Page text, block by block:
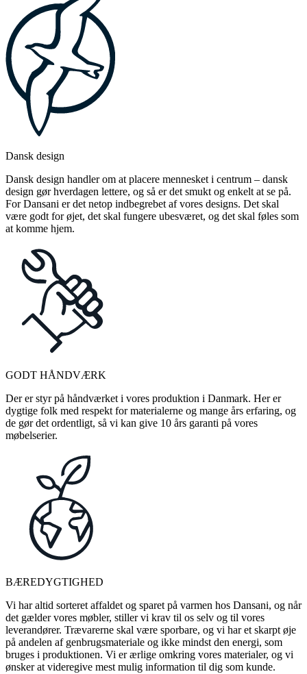
Dansk design
Dansk design handler om at placere mennesket i centrum – dansk
design gør hverdagen lettere, og så er det smukt og enkelt at se på.
For Dansani er det netop indbegrebet af vores designs. Det skal
være godt for øjet, det skal fungere ubesværet, og det skal føles som
at komme hjem.
GODT HÅNDVÆRK
Der er styr på håndværket i vores produktion i Danmark. Her er
dygtige folk med respekt for materialerne og mange års erfaring, og
de gør det ordentligt, så vi kan give 10 års garanti på vores
møbelserier.
BÆREDYGTIGHED
Vi har altid sorteret affaldet og sparet på varmen hos Dansani, og når
det gælder vores møbler, stiller vi krav til os selv og til vores
leverandører. Trævarerne skal være sporbare, og vi har et skarpt øje
på andelen af genbrugsmateriale og ikke mindst den energi, som
bruges i produktionen. Vi er ærlige omkring vores materialer, og vi
ønsker at videregive mest mulig information til dig som kunde.